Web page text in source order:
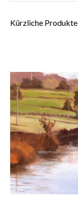
Kürzliche Produkte